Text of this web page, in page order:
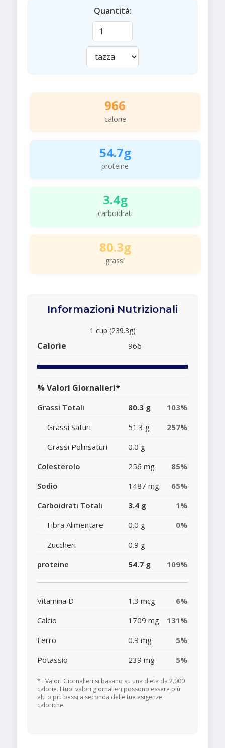
Quantità:
966
calorie
54.7g
proteine
3.4g
carboidrati
80.3g
grassi
Informazioni Nutrizionali
1 cup (239.3g)
Calorie 966
% Valori Giornalieri*
Grassi Totali 80.3 g
103%
Grassi Saturi
51.3 g
257%
Grassi Polinsaturi
0.0 g
Colesterolo
256 mg
85%
Sodio
1487 mg
65%
Carboidrati Totali
3.4 g
1%
Fibra Alimentare
0.0 g
0%
Zuccheri
0.9 g
proteine
54.7 g 109%
Vitamina D 1.3 mcg
6%
Calcio
1709 mg
131%
Ferro
0.9 mg
5%
Potassio
239 mg 5%
* I Valori Giornalieri si basano su una dieta da 2.000
calorie. I tuoi valori giornalieri possono essere più
alti o più bassi a seconda delle tue esigenze
caloriche.